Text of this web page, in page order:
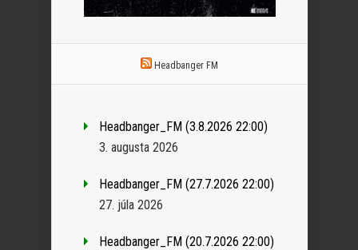
Headbanger FM
Headbanger_FM (3.8.2026 22:00)
3. augusta 2026
Headbanger_FM (27.7.2026 22:00)
27. júla 2026
Headbanger_FM (20.7.2026 22:00)